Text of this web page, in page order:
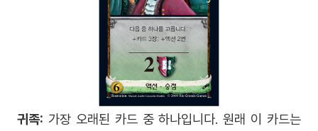
귀족: 가장 오래된 카드 중 하나입니다. 원래 이 카드는